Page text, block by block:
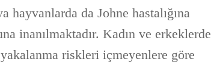
da Johne hastalığına
inanılmaktadır. Kadın ve erkeklerde
yakalanma riskleri içmeyenlere göre